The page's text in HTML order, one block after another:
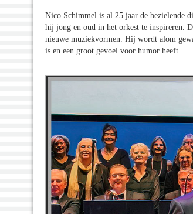
Nico Schimmel is al 25 jaar de bezielende
hij jong en oud in het orkest te inspireren.
nieuwe muziekvormen. Hij wordt alom
is en een groot gevoel voor humor heeft.